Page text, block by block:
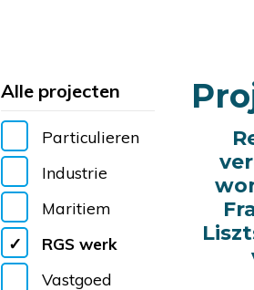
Alle projecten
Particulieren
Industrie
Maritiem
RGS werk
Vastgoed